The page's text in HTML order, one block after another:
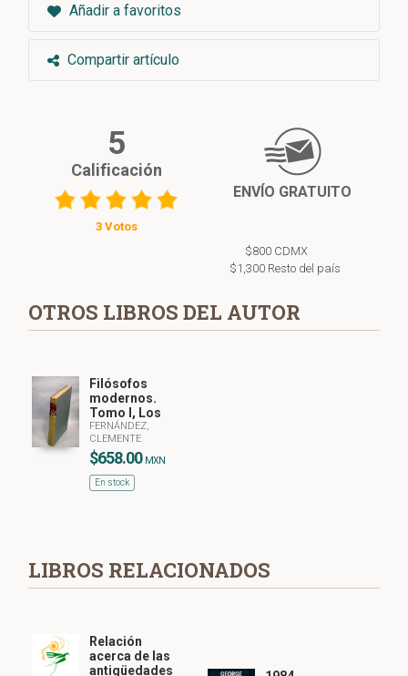
Añadir a favoritos
Compartir artículo
5
Calificación
3 Votos
ENVÍO GRATUITO
$800 CDMX
$1,300 Resto del país
OTROS LIBROS DEL AUTOR
Filósofos
modernos.
Tomo I, Los
FERNÁNDEZ,
CLEMENTE
$658.00 MXN
En stock
LIBROS RELACIONADOS
Relación
acerca de las
antigüedades